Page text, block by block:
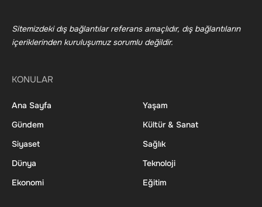
Sitemizdeki dış bağlantılar referans amaçlıdır, dış bağlantıların
içeriklerinden kuruluşumuz sorumlu değildir.
KONULAR
Ana Sayfa
Gündem
Siyaset
Dünya
Ekonomi
Yaşam
Kültür & Sanat
Sağlık
Teknoloji
Eğitim